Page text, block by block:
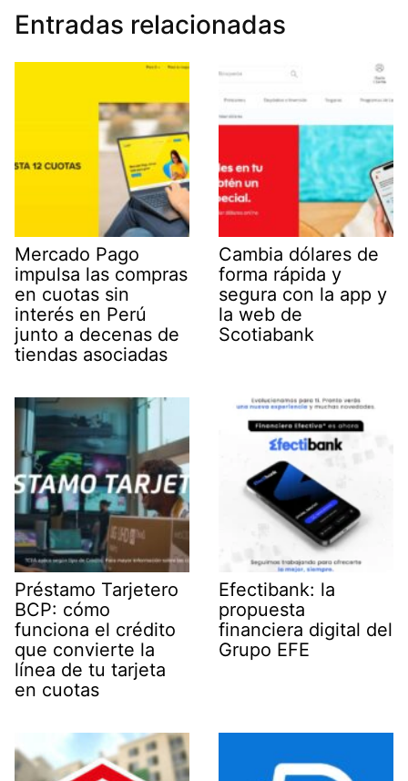
Entradas relacionadas
Mercado Pago
impulsa las compras
en cuotas sin
interés en Perú
junto a decenas de
tiendas asociadas
Cambia dólares de
forma rápida y
segura con la app y
la web de
Scotiabank
Préstamo Tarjetero
BCP: cómo
funciona el crédito
que convierte la
línea de tu tarjeta
en cuotas
Efectibank: la
propuesta
financiera digital del
Grupo EFE